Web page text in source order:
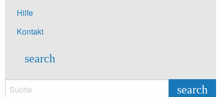
Hilfe
Kontakt
search
search